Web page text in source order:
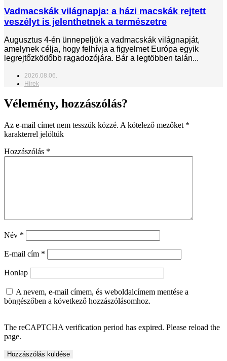
Vadmacskák világnapja: a házi macskák rejtett
veszélyt is jelenthetnek a természetre
Augusztus 4-én ünnepeljük a vadmacskák világnapját,
amelynek célja, hogy felhívja a figyelmet Európa egyik
legrejtőzködőbb ragadozójára. Bár a legtöbben talán...
2026.08.06.
Hírek
Vélemény, hozzászólás?
Az e-mail címet nem tesszük közzé. A kötelező mezőket *
karakterrel jelöltük
Hozzászólás *
Név *
E-mail cím *
Honlap
A nevem, e-mail címem, és weboldalcímem mentése a
böngészőben a következő hozzászólásomhoz.
The reCAPTCHA verification period has expired. Please reload the
page.